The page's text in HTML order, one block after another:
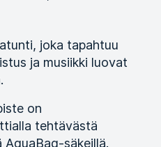
joka tapahtuu
ja musiikki luovat
on
tehtävästä
säkeillä.